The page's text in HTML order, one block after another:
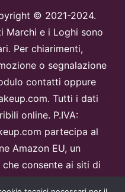
© 2021-2024.
e i Loghi sono
Per chiarimenti,
o segnalazione
contatti oppure
Tutti i dati
online. P.IVA:
partecipa al
Amazon EU, un
consente ai siti di